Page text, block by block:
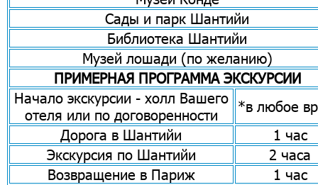
Сады и парк Шантийи
Библиотека Шантийи
Музей лошади (по желанию)
ПРИМЕРНАЯ ПРОГРАММА ЭКСКУРСИИ
Начало экскурсии - холл Вашего
отеля или по договоренности
*в любое
Дорога в Шантийи
1 час
Экскурсия по Шантийи
2 часа
Возвращение в Париж
1 час